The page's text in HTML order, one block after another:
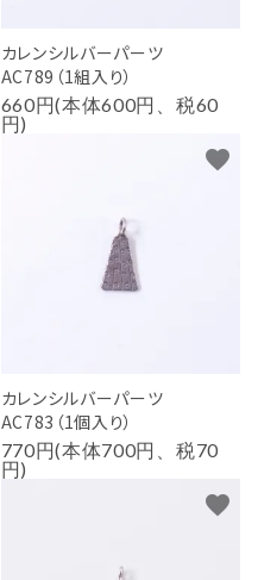
カレンシルバーパーツ
AC789（1組入り）
660円(本体600円、税60
円)
カレンシルバーパーツ
AC783（1個入り）
770円(本体700円、税70
円)
favorite
favorite